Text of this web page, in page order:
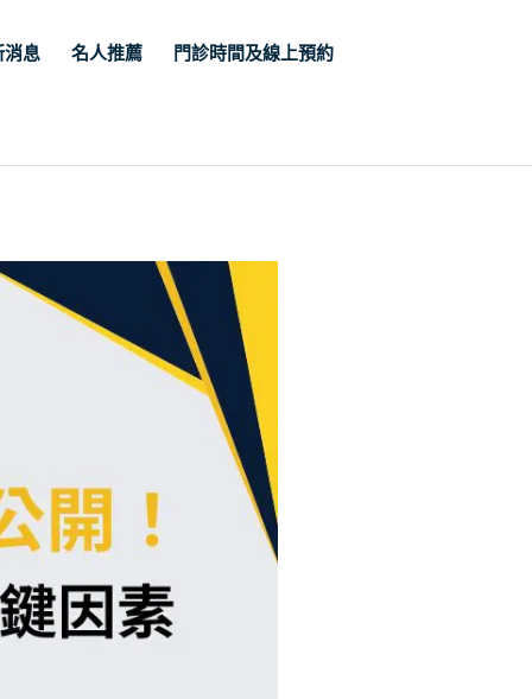
消息 名人推薦 門診時間及線上預約